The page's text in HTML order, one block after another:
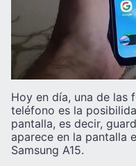
Hoy en día, una de las
teléfono es la
pantalla, es decir,
aparece en la pantalla
Samsung A15.